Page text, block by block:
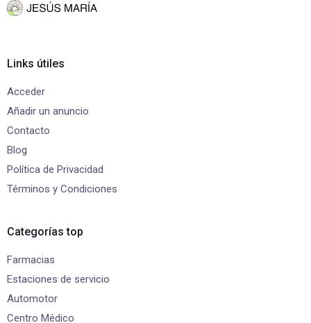
Links útiles
Acceder
Añadir un anuncio
Contacto
Blog
Política de Privacidad
Términos y Condiciones
Categorías top
Farmacias
Estaciones de servicio
Automotor
Centro Médico